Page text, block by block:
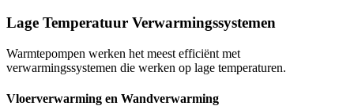
Lage Temperatuur Verwarmingssystemen
Warmtepompen werken het meest efficiënt met
verwarmingssystemen die werken op lage temperaturen.
Vloerverwarming en Wandverwarming